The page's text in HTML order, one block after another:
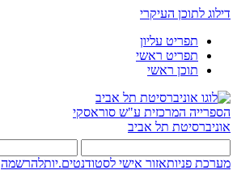
דילוג לתוכן העיקרי
תפריט עליון
תפריט ראשי
תוכן ראשי
הספרייה המרכזית ע"ש סוראסקי
אוניברסיטת תל אביב
מערכת פניותאזור אישי לסטודנטים.יותלהרשמה